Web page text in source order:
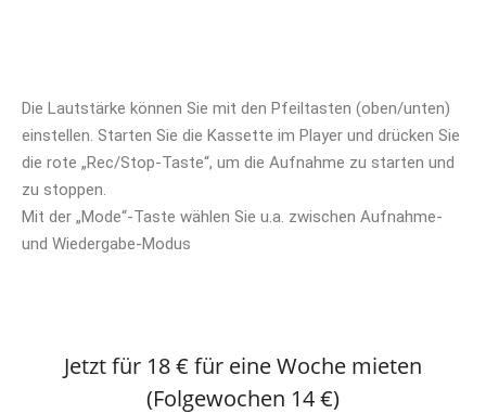
Die Lautstärke können Sie mit den Pfeiltasten (oben/unten)
einstellen. Starten Sie die Kassette im Player und drücken Sie
die rote „Rec/Stop-Taste“, um die Aufnahme zu starten und
zu stoppen.
Mit der „Mode“-Taste wählen Sie u.a. zwischen Aufnahme-
und Wiedergabe-Modus
Jetzt für 18 € für eine Woche mieten
(Folgewochen 14 €)